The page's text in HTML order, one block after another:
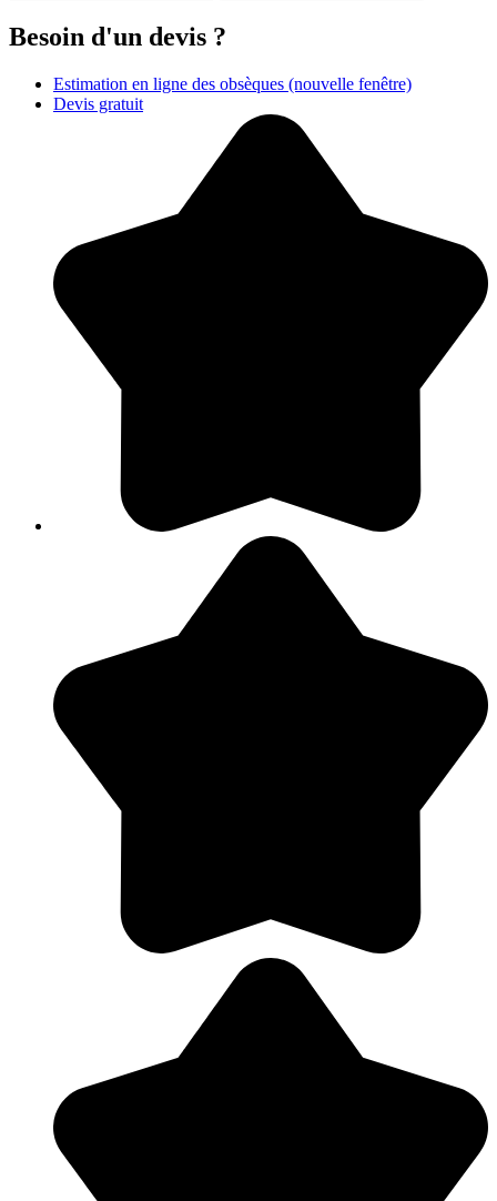
Besoin d'un devis ?
Estimation en ligne des obsèques (nouvelle fenêtre)
Devis gratuit